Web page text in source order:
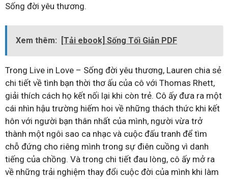
Sống đời yêu thương.
Xem thêm: [Tải ebook] Sống Tối Giản PDF
Trong Live in Love – Sống đời yêu thương, Lauren chia sẻ
chi tiết về tình bạn thời thơ ấu của cô với Thomas Rhett,
giải thích cách họ kết nối lại khi còn trẻ. Cô ấy đưa ra một
cái nhìn hậu trường hiếm hoi về những thách thức khi kết
hôn với người bạn thân nhất của mình, người vừa trở
thành một ngôi sao ca nhạc và cuộc đấu tranh để tìm
chỗ đứng cho riêng mình trong sự điên cuồng vì danh
tiếng của chồng. Và trong chi tiết đau lòng, cô ấy mở ra
về những trải nghiệm thay đổi cuộc đời của mình khi làm